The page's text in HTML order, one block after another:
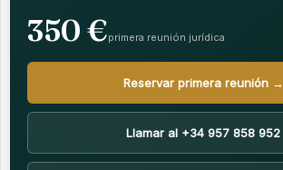
350 €primera reunión jurídica
Reservar primera reunión →
Llamar al +34 957 858 952